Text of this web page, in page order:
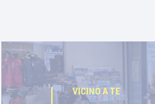
VICINO A TE